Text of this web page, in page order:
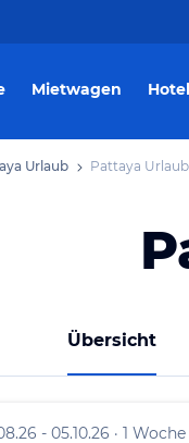
Mietwagen
Urlaub Pattaya Urlaub
Übersicht